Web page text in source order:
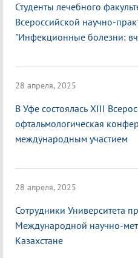
Студенты лечебного
Всероссийской научно-
"Инфекционные болезни:
28 апреля, 2025
В Уфе состоялась XIII
офтальмологическая
международным участием
28 апреля, 2025
Сотрудники Университета
Международной научно-
Казахстане